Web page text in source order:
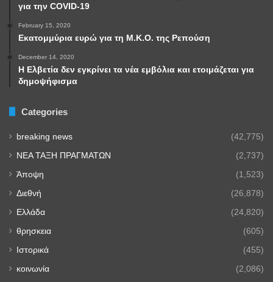
για την COVID-19
February 15, 2020
Εκατομμύρια ευρώ για τη Μ.Κ.Ο. της Ρεπούση
December 14, 2020
Η Ελβετία δεν εγκρίνει τα νέα εμβόλια και ετοιμάζεται για
δημοψήφισμα
Categories
breaking news (42,775)
NEA TAΞΗ ΠΡΑΓΜΑΤΩΝ (2,737)
Άποψη (1,523)
Διεθνή (26,878)
Ελλάδα (24,820)
θρησκεια (605)
Ιστορικά (455)
κοινωνία (2,086)